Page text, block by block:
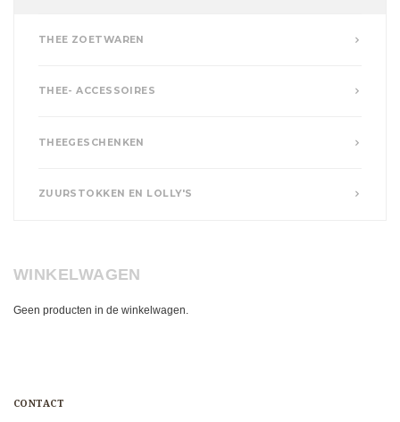
THEE ZOETWAREN
THEE- ACCESSOIRES
THEEGESCHENKEN
ZUURSTOKKEN EN LOLLY'S
WINKELWAGEN
Geen producten in de winkelwagen.
CONTACT